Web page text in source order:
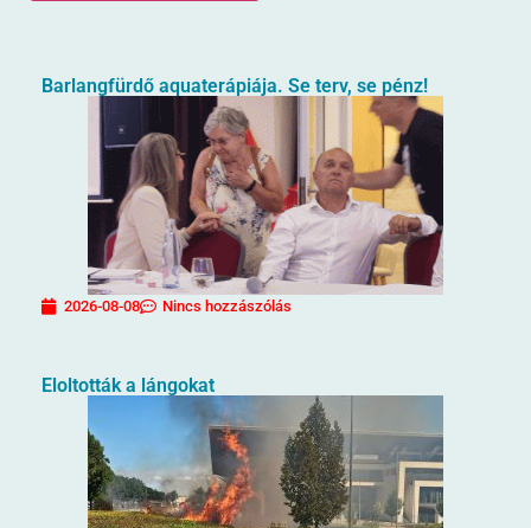
Barlangfürdő aquaterápiája. Se terv, se pénz!
2026-08-08 Nincs hozzászólás
Eloltották a lángokat